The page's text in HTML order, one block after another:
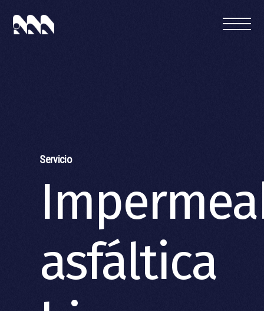
Servicio
asfáltica